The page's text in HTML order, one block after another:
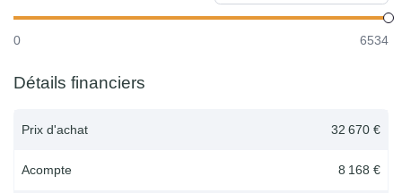
0 6534
Détails financiers
Prix d'achat 32 670 €
Acompte 8 168 €